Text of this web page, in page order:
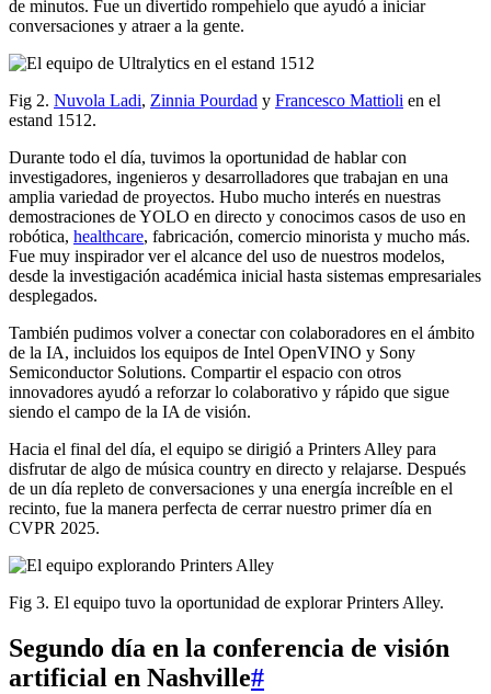
de minutos. Fue un divertido rompehielo que ayudó a iniciar
conversaciones y atraer a la gente.
Fig 2. Nuvola Ladi, Zinnia Pourdad y Francesco Mattioli en el
estand 1512.
Durante todo el día, tuvimos la oportunidad de hablar con
investigadores, ingenieros y desarrolladores que trabajan en una
amplia variedad de proyectos. Hubo mucho interés en nuestras
demostraciones de YOLO en directo y conocimos casos de uso en
robótica, healthcare, fabricación, comercio minorista y mucho más.
Fue muy inspirador ver el alcance del uso de nuestros modelos,
desde la investigación académica inicial hasta sistemas empresariales
desplegados.
También pudimos volver a conectar con colaboradores en el ámbito
de la IA, incluidos los equipos de Intel OpenVINO y Sony
Semiconductor Solutions. Compartir el espacio con otros
innovadores ayudó a reforzar lo colaborativo y rápido que sigue
siendo el campo de la IA de visión.
Hacia el final del día, el equipo se dirigió a Printers Alley para
disfrutar de algo de música country en directo y relajarse. Después
de un día repleto de conversaciones y una energía increíble en el
recinto, fue la manera perfecta de cerrar nuestro primer día en
CVPR 2025.
Fig 3. El equipo tuvo la oportunidad de explorar Printers Alley.
Segundo día en la conferencia de visión
artificial en Nashville#